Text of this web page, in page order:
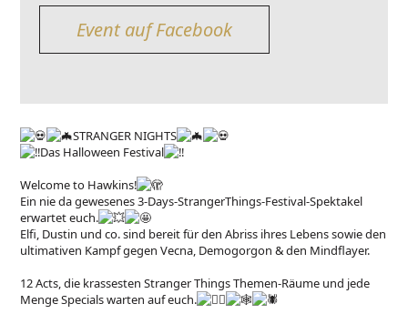
Event auf Facebook
STRANGER NIGHTS
Das Halloween Festival
Welcome to Hawkins!
Ein nie da gewesenes 3-Days-StrangerThings-Festival-Spektakel
erwartet euch.
Elfi, Dustin und co. sind bereit für den Abriss ihres Lebens sowie den
ultimativen Kampf gegen Vecna, Demogorgon & den Mindflayer.
12 Acts, die krassesten Stranger Things Themen-Räume und jede
Menge Specials warten auf euch.